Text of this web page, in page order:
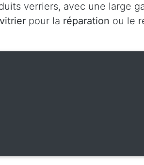
verriers, avec une large
vitrier pour la réparation ou le